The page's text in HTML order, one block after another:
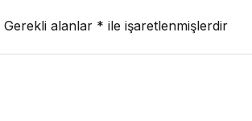
Gerekli alanlar * ile işaretlenmişlerdir